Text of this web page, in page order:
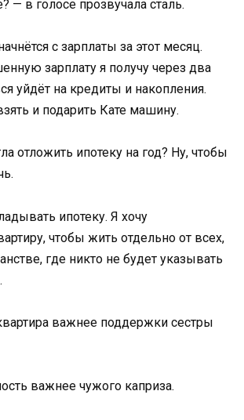
в голосе прозвучала сталь.
с зарплаты за этот месяц.
зарплату я получу через два
уйдёт на кредиты и накопления.
и подарить Кате машину.
отложить ипотеку на год? Ну, чтобы
ипотеку. Я хочу
чтобы жить отдельно от всех,
где никто не будет указывать
важнее поддержки сестры
важнее чужого каприза.